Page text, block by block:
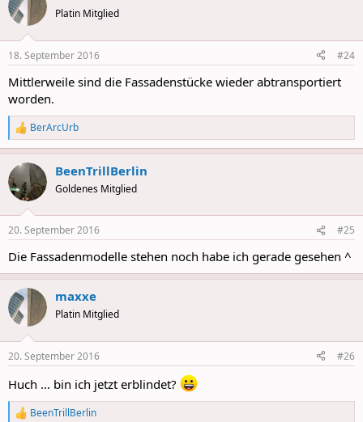
Platin Mitglied
18. September 2016 #24
Mittlerweile sind die Fassadenstücke wieder abtransportiert
worden.
R
e
a
c
t
i
s
BerArcUrb
BeenTrillBerlin
Goldenes Mitglied
20. September 2016 #25
Die Fassadenmodelle stehen noch habe ich gerade gesehen ^
maxxe
Platin Mitglied
20. September 2016 #26
Huch ... bin ich jetzt erblindet?
R BeenTrillBerlin